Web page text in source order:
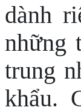
dành
những
trung
khẩu.